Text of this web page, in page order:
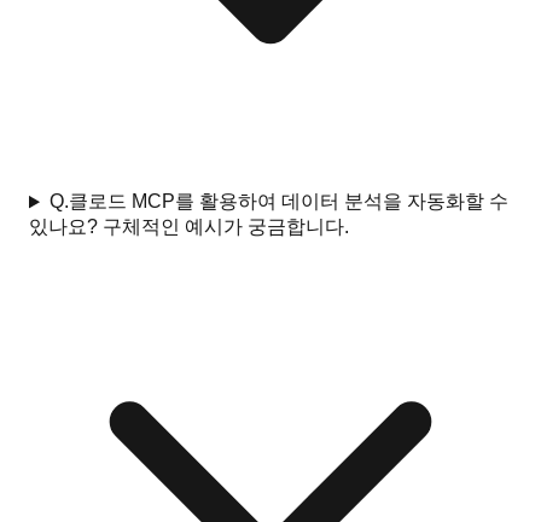
Q.클로드 MCP를 활용하여 데이터 분석을 자동화할 수
있나요? 구체적인 예시가 궁금합니다.